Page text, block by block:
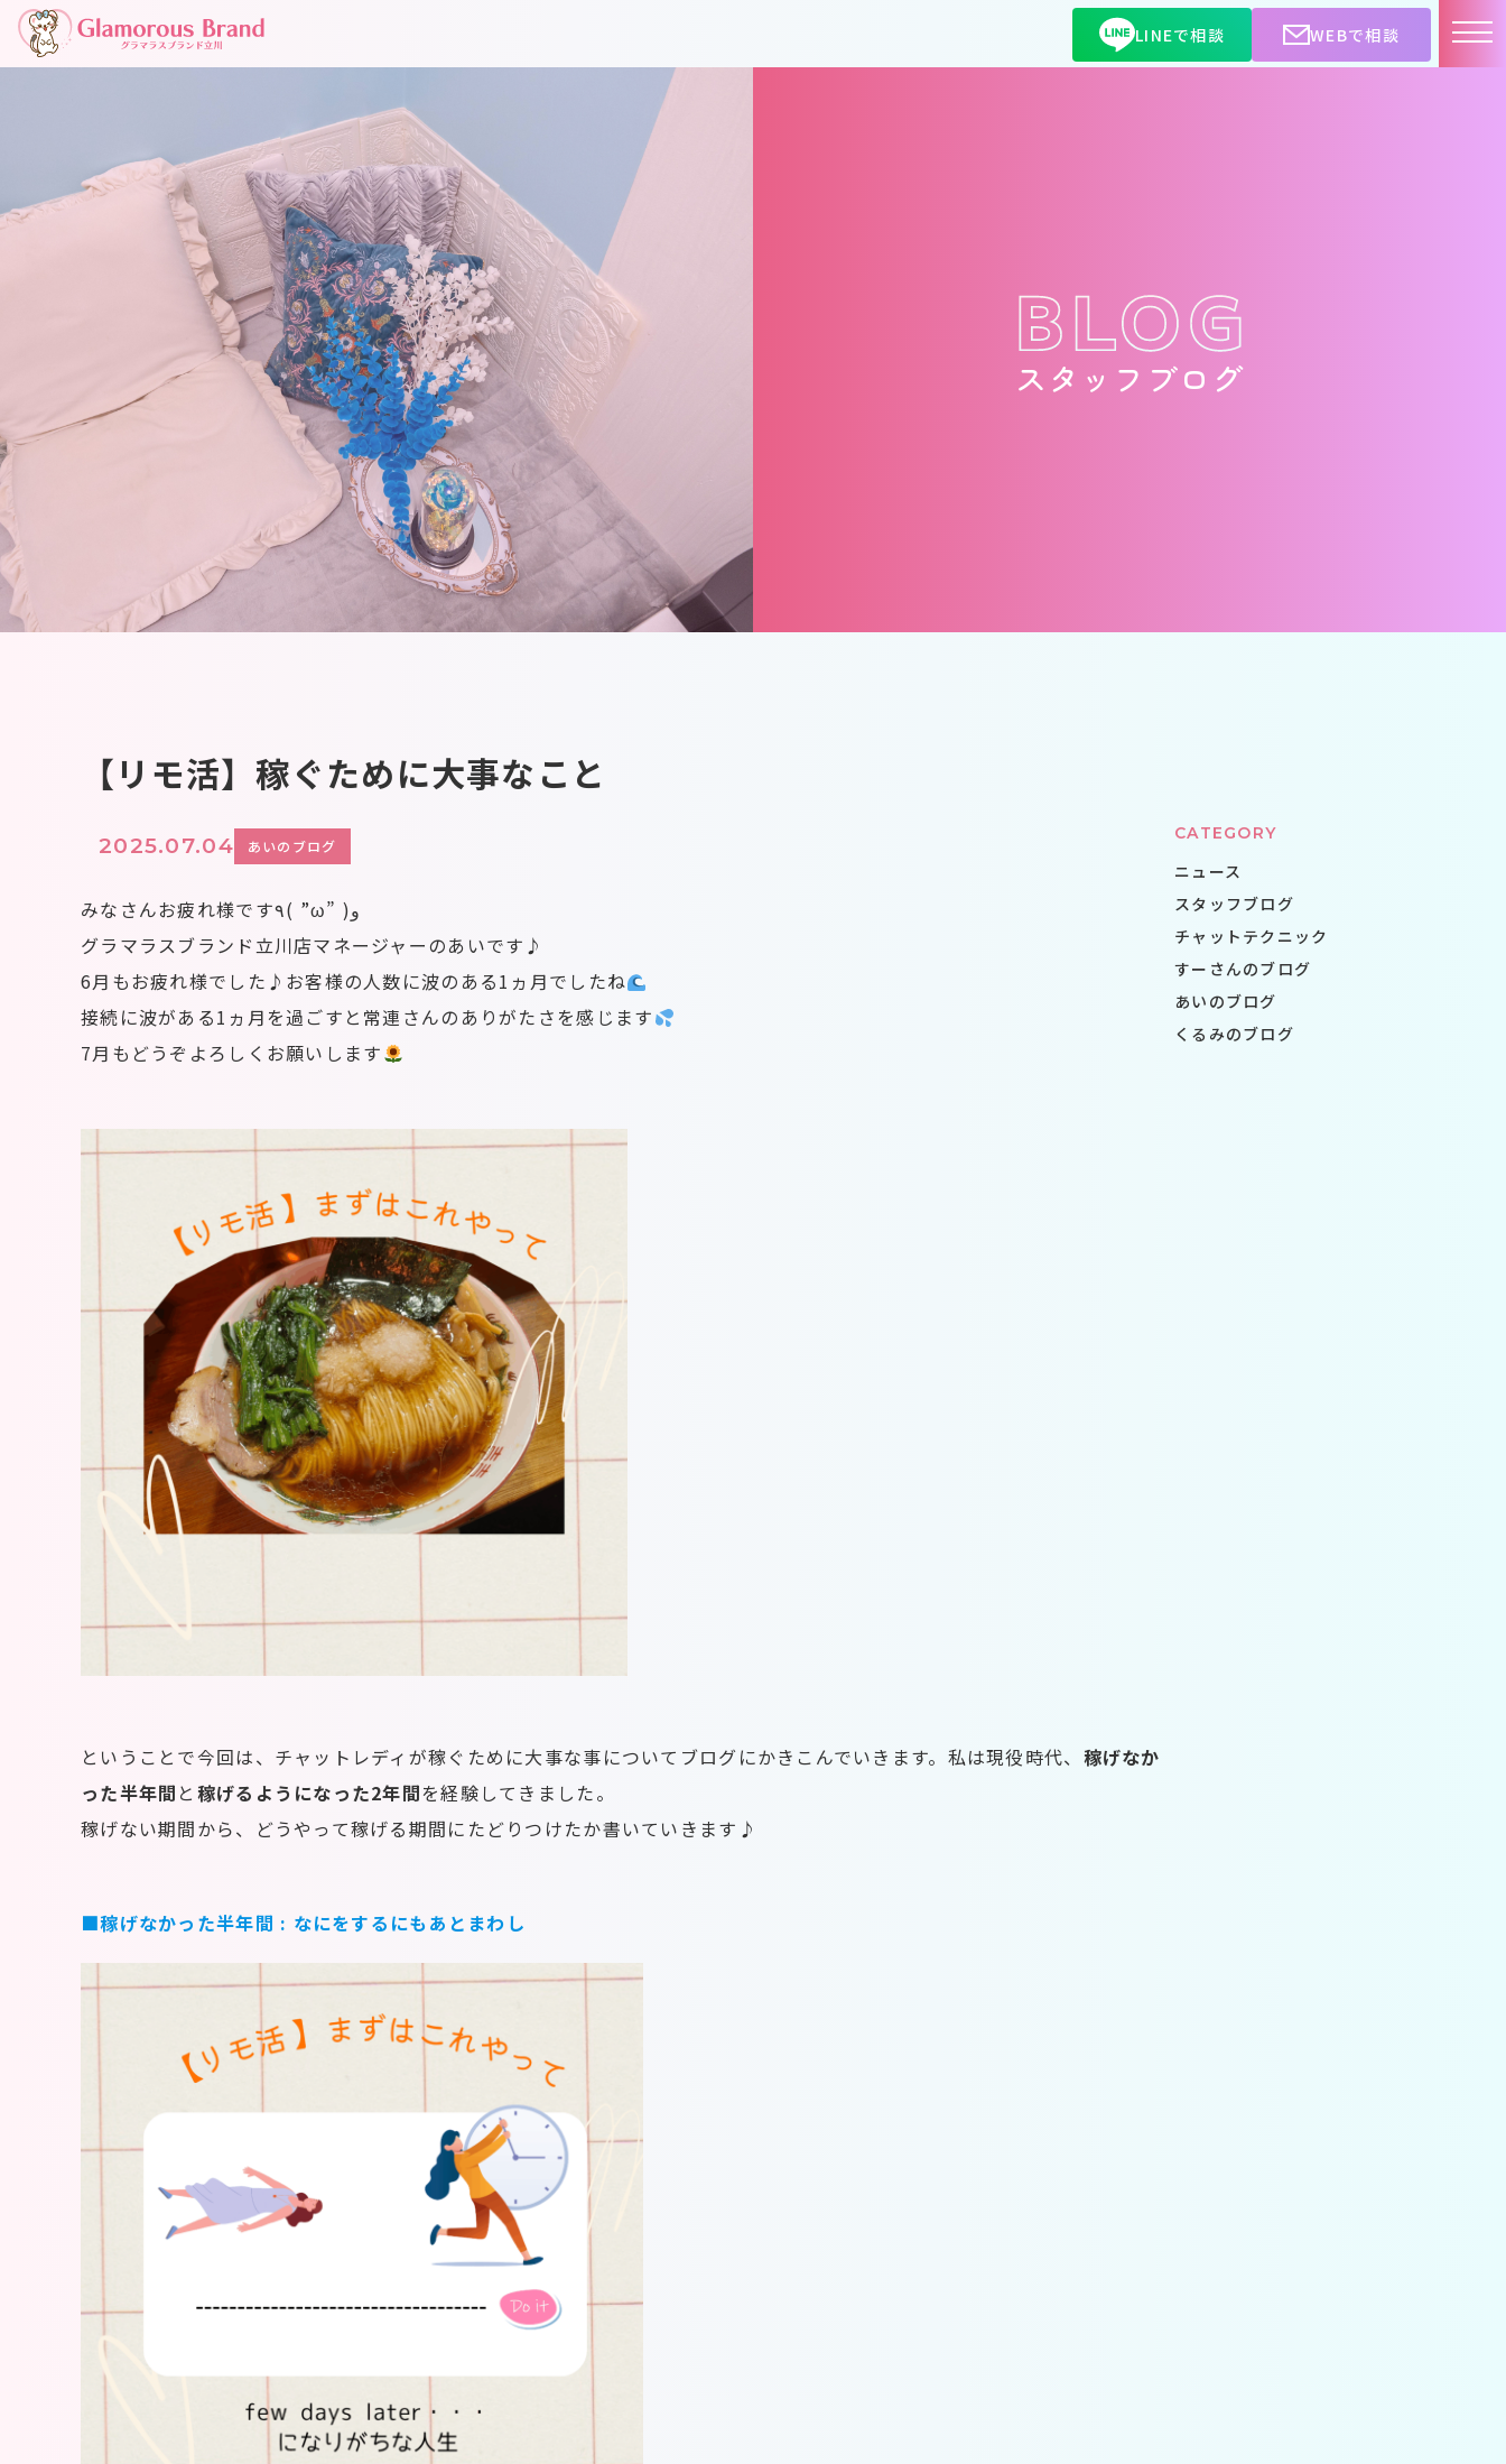
LINEで相談 WEBで相談
スタッフブログ
【リモ活】稼ぐために大事なこと
2025.07.04 あいのブログ
みなさんお疲れ様です٩( ”ω” )و
グラマラスブランド立川店マネージャーのあいです♪
6月もお疲れ様でした♪お客様の人数に波のある1ヵ月でしたね
接続に波がある1ヵ月を過ごすと常連さんのありがたさを感じます
7月もどうぞよろしくお願いします
ということで今回は、チャットレディが稼ぐために大事な事についてブログにかきこんでいきます。私は現役時代、 稼げなか
った半年間 と 稼げるようになった2年間を経験してきました。
稼げない期間から、どうやって稼げる期間にたどりつけたか書いていきます♪
■稼げなかった半年間 : なにをするにもあとまわし
CATEGORY
ニュース
スタッフブログ
チャットテクニック
すーさんのブログ
あいのブログ
くるみのブログ